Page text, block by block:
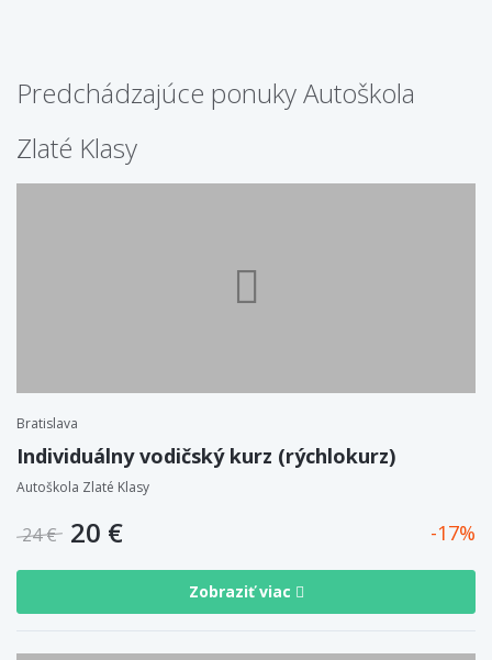
Predchádzajúce ponuky Autoškola
Zlaté Klasy
Bratislava
Individuálny vodičský kurz (rýchlokurz)
Autoškola Zlaté Klasy
24 € 20 € 17
Zobraziť viac